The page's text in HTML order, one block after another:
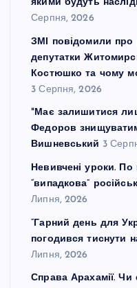
якими будуть
Серпня, 2026
ЗМІ повідомили про
депутатки
Костюшко та чому
3 Серпня, 2026
"Має залишитися
Федоров
Вишневський 3
Невивчені уроки.
“випадкова”
Липня, 2026
“Гарний день для
погодився тиснути
Липня, 2026
Справа Арахамії.